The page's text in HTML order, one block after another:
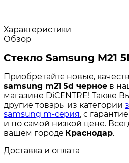
Характеристики
Обзор
Стекло Samsung M21
Приобретайте новые,
samsung m21 5d черное в
магазине DiCENTRE! Также
другие товары из категории
samsung m-серия, с
и по самой низкой цене.
вашем городе Краснодар.
Доставка и оплата